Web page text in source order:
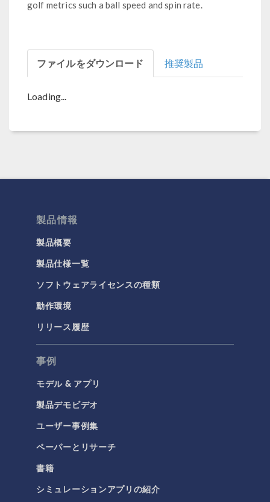
golf metrics such a ball speed and spin rate.
ファイルをダウンロード 推奨製品
Loading...
製品情報
製品概要
製品仕様一覧
ソフトウェアライセンスの種類
動作環境
リリース履歴
事例
モデル & アプリ
製品デモビデオ
ユーザー事例集
ペーパーとリサーチ
書籍
シミュレーションアプリの紹介